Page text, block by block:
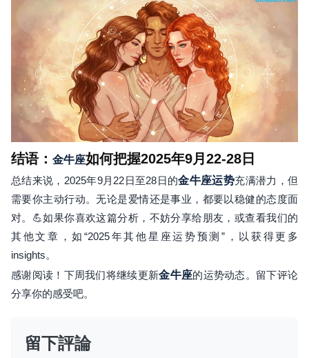
结语： 金牛座如何把握2025年9月22-28日
总结来说，2025年9月22日至28日的金牛座运势充满潜力，但
需要你主动行动。无论是爱情还是事业，都要以稳健的态度面
对。💪如果你喜欢这篇分析，不妨分享给朋友，或查看我们的
其他文章，如“2025年其他星座运势预测”，以获得更多
insights。
感谢阅读！下周我们将继续更新金牛座的运势动态。留下评论
分享你的感受吧。
留下評論